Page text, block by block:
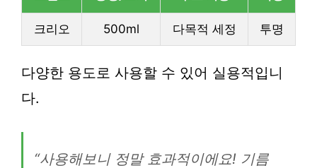
크리오 500ml 다목적 세정 투명
다양한 용도로 사용할 수 있어 실용적입니
다.
“사용해보니 정말 효과적이에요! 기름